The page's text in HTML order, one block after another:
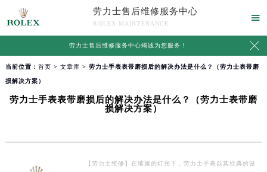
劳力士售后维修服务中心
ROLEX MAINTENANCE

劳力士售后维修服务中心竭诚为您服务！ 
当前位置： 首页 > 文章库 > 劳力士手表表带磨损后的解决办法是什么？（劳力士表带磨
损解决方案）
劳力士手表表带磨损后的解决办法是什么？（劳力士表带磨
损解决方案）
【劳力士维修】在璀璨的灯光下，劳力士手表以其经典的设